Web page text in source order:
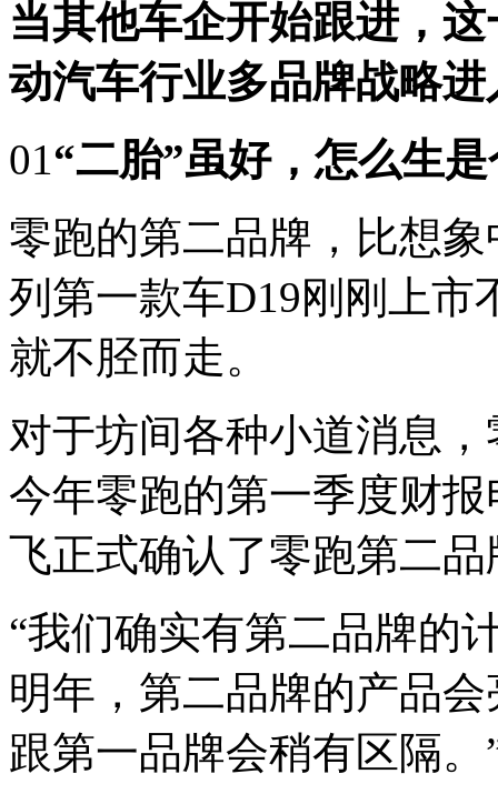
当其他车企开始跟进，
动汽车行业多品牌战略
01“二胎”虽好，怎么生
零跑的第二品牌，比想
列第一款车D19刚刚上市
就不胫而走。
对于坊间各种小道消息
今年零跑的第一季度财
飞正式确认了零跑第二品
“我们确实有第二品牌的
明年，第二品牌的产品
跟第一品牌会稍有区隔。